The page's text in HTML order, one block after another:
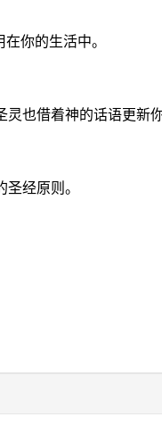
你的生活中。
也借着神的话语更新
经原则。